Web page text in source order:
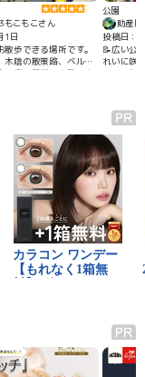
もこもこさん
1日
歩できる場所です。
木陰の散策路、ベルサ
の庭、藤棚、水路、水
公園
助産
投稿日：
📝広い公
れいに咲
イラック
すいです
山々や札